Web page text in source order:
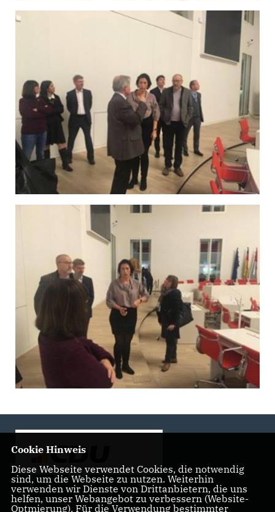
Landtagsabgeordnete der CDU Fraktion im Landtag
Cookie Hinweis
Diese Webseite verwendet Cookies, die notwendig
sind, um die Webseite zu nutzen. Weiterhin
verwenden wir Dienste von Drittanbietern, die uns
helfen, unser Webangebot zu verbessern (Website-
Optmierung). Für die Verwendung bestimmter